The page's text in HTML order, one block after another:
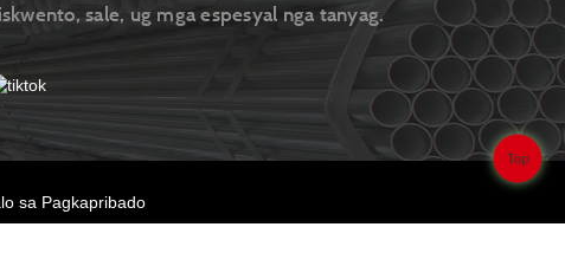
sale, ug mga espesyal nga tanyag.
sa Pagkapribado
Top